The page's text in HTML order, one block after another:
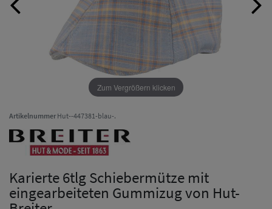
Zum Vergrößern klicken
ArtikelnummerHut--447381-blau-.
Karierte 6tlg Schiebermütze mit
eingearbeiteten Gummizug von Hut-